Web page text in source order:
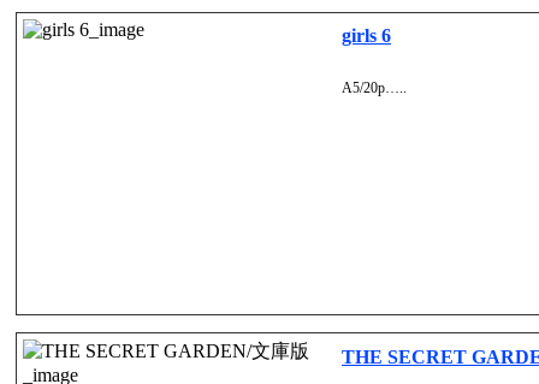
girls 6
A5/20p…..
THE SECRET